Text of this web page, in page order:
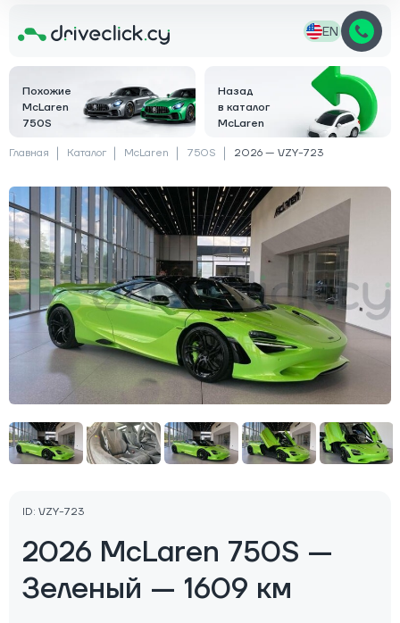
EN
Похожие
McLaren
750S
Назад
в каталог
McLaren
Главная Каталог McLaren 750S 2026 — VZY-723
ID: VZY-723
2026 McLaren 750S —
Зеленый — 1609 км